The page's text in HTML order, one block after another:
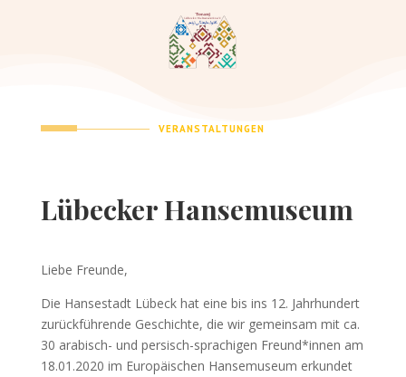
VERANSTALTUNGEN
Lübecker Hansemuseum
Liebe Freunde,
Die Hansestadt Lübeck hat eine bis ins 12. Jahrhundert
zurückführende Geschichte, die wir gemeinsam mit ca.
30 arabisch- und persisch-sprachigen Freund*innen am
18.01.2020 im Europäischen Hansemuseum erkundet